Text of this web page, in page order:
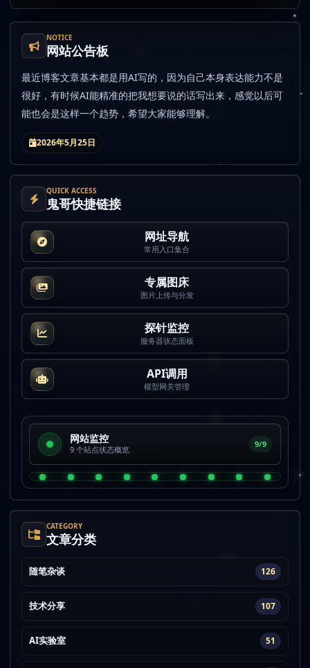
NOTICE
网站公告板
最近博客文章基本都是用AI写的，因为自己本身表达能力不是
很好，有时候AI能精准的把我想要说的话写出来，感觉以后可
能也会是这样一个趋势，希望大家能够理解。
2026年5月25日
QUICK ACCESS
鬼哥快捷链接
网址导航
常用入口集合
专属图床
图片上传与分发
探针监控
服务器状态面板
API调用
模型网关管理
网站监控
9 个站点状态概览
9/9
CATEGORY
文章分类
随笔杂谈 126
技术分享 107
AI实验室 51